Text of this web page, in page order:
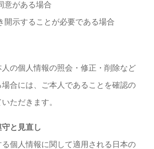
意がある場合
開示することが必要である場合
の個人情報の照会・修正・削除など
場合には、ご本人であることを確認の
ただきます。
と見直し
個人情報に関して適用される日本の